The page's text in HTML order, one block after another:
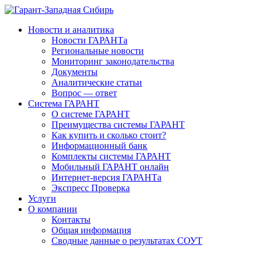
Новости и аналитика
Новости ГАРАНТа
Региональные новости
Мониторинг законодательства
Документы
Аналитические статьи
Вопрос — ответ
Система ГАРАНТ
О системе ГАРАНТ
Преимущества системы ГАРАНТ
Как купить и сколько стоит?
Информационный банк
Комплекты системы ГАРАНТ
Мобильный ГАРАНТ онлайн
Интернет-версия ГАРАНТа
Экспресс Проверка
Услуги
О компании
Контакты
Общая информация
Сводные данные о результатах СОУТ